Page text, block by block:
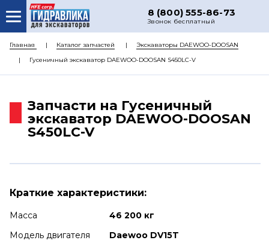
8 (800) 555-86-73
Звонок бесплатный
О НАС
КАТАЛОГ ЗАПЧАСТЕЙ
ДОСТАВКА
Главная Каталог запчастей
Экскаваторы DAEWOO-DOOSAN
Гусеничный экскаватор DAEWOO-DOOSAN S450LC-V
Запчасти на Гусеничный
экскаватор DAEWOO-DOOSAN
S450LC-V
Краткие характеристики:
Масса
46 200 кг
Модель двигателя
Daewoo DV15T